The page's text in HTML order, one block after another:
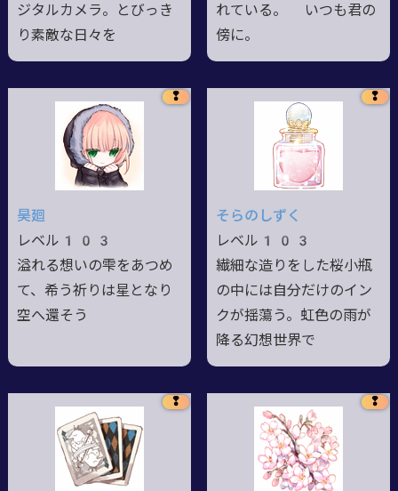
ジタルカメラ。とびっき
り素敵な日々を
れている。 いつも君の
傍に。
❢
昊廻
レベル103
溢れる想いの雫をあつめ
て、希う祈りは星となり
空へ還そう
❢
そらのしずく
レベル103
繊細な造りをした桜小瓶
の中には自分だけのイン
クが揺蕩う。虹色の雨が
降る幻想世界で
❢ ❢